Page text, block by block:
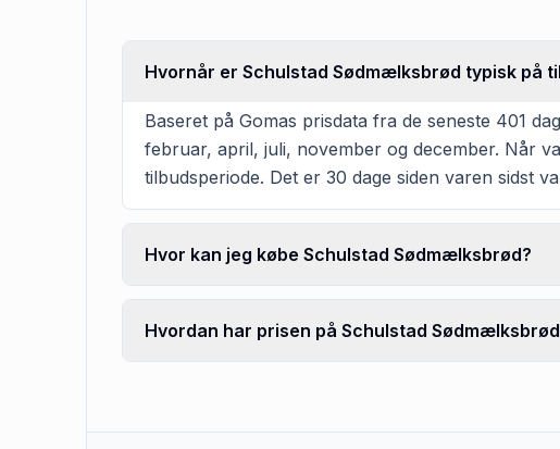
Hvornår er Schulstad Sødmælksbrød typisk på
Baseret på Gomas prisdata fra de seneste 401
februar, april, juli, november og december. Når
tilbudsperiode. Det er 30 dage siden varen sidst
Hvor kan jeg købe Schulstad Sødmælksbrød?
Hvordan har prisen på Schulstad